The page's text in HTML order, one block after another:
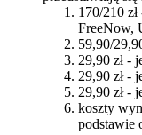
170/210
FreeNow,
59,90/
29,90 zł -
29,90 zł -
29,90 zł -
koszty
podstawie